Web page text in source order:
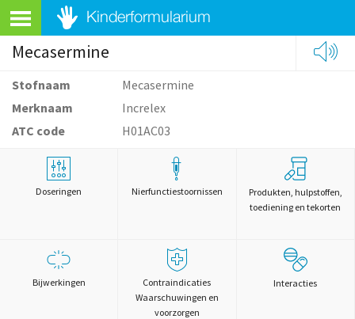
Mecasermine
Stofnaam
Mecasermine
Merknaam
Increlex
ATC code
H01AC03
Doseringen Nierfunctiestoornissen
Produkten, hulpstoffen,
toediening en tekorten
Bijwerkingen
Contraindicaties
Waarschuwingen en
voorzorgen
Interacties